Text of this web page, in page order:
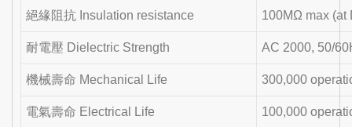
絕緣阻抗 Insulation resistance 100MΩ max (at
耐電壓 Dielectric Strength AC 2000, 50/
機械壽命 Mechanical Life 300,000
電氣壽命 Electrical Life 100,000